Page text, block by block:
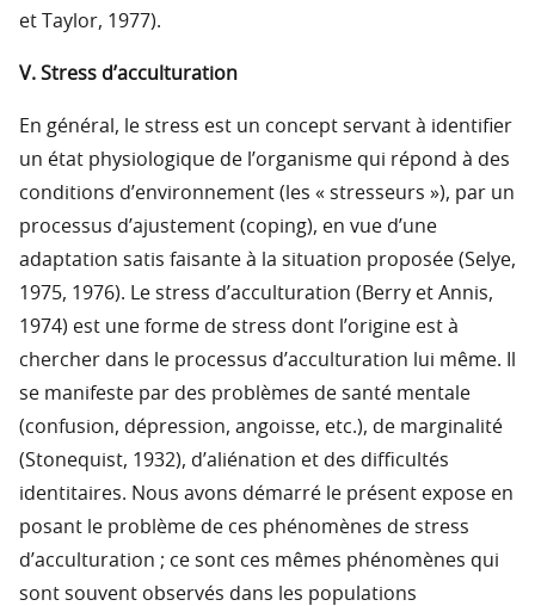
et Taylor, 1977).
V. Stress d’acculturation
En général, le stress est un concept servant à identifier
un état physiologique de l’organisme qui répond à des
conditions d’environnement (les « stresseurs »), par un
processus d’ajustement (coping), en vue d’une
adaptation satis faisante à la situation proposée (Selye,
1975, 1976). Le stress d’acculturation (Berry et Annis,
1974) est une forme de stress dont l’origine est à
chercher dans le processus d’acculturation lui même. Il
se manifeste par des problèmes de santé mentale
(confusion, dépression, angoisse, etc.), de marginalité
(Stonequist, 1932), d’aliénation et des difficultés
identitaires. Nous avons démarré le présent expose en
posant le problème de ces phénomènes de stress
d’acculturation ; ce sont ces mêmes phénomènes qui
sont souvent observés dans les populations